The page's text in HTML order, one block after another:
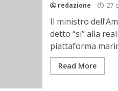
redazione 27
Il ministro
detto “si” alla
piattaforma
Read More